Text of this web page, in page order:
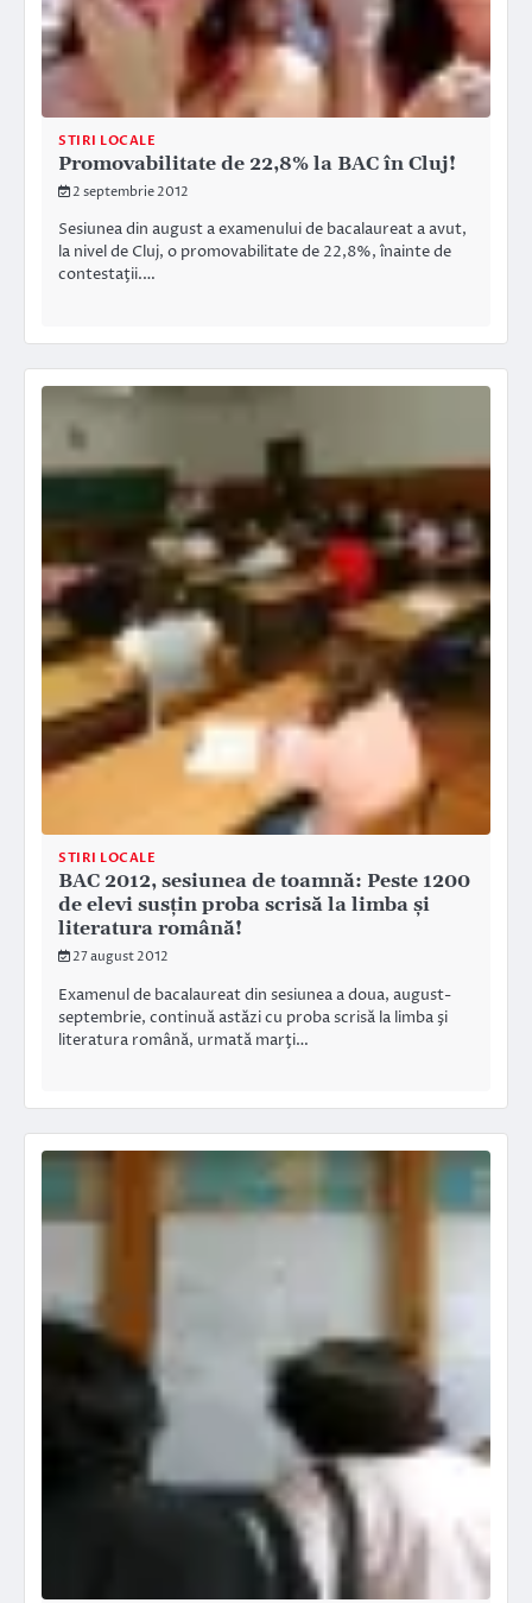
STIRI LOCALE
Promovabilitate de 22,8% la BAC în Cluj!
2 septembrie 2012
Sesiunea din august a examenului de bacalaureat a avut,
la nivel de Cluj, o promovabilitate de 22,8%, înainte de
contestaţii.…
STIRI LOCALE
BAC 2012, sesiunea de toamnă: Peste 1200
de elevi susţin proba scrisă la limba şi
literatura română!
27 august 2012
Examenul de bacalaureat din sesiunea a doua, august-
septembrie, continuă astăzi cu proba scrisă la limba şi
literatura română, urmată marţi…